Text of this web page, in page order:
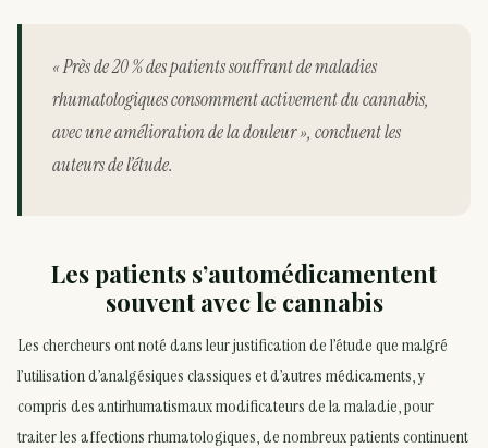
« Près de 20 % des patients souffrant de maladies
rhumatologiques consomment activement du cannabis,
avec une amélioration de la douleur », concluent les
auteurs de l’étude.
Les patients s’automédicamentent
souvent avec le cannabis
Les chercheurs ont noté dans leur justification de l’étude que malgré
l’utilisation d’analgésiques classiques et d’autres médicaments, y
compris des antirhumatismaux modificateurs de la maladie, pour
traiter les affections rhumatologiques, de nombreux patients continuent